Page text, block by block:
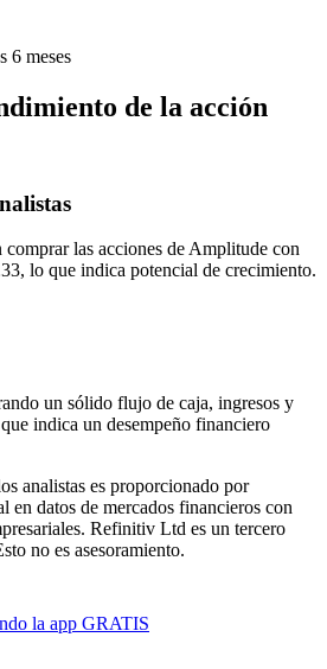
6 meses
de la acción
comprar las acciones de Amplitude con
lo que indica potencial de crecimiento.
un sólido flujo de caja, ingresos y
indica un desempeño financiero
analistas es proporcionado por
datos de mercados financieros con
Refinitiv Ltd es un tercero
no es asesoramiento.
la app GRATIS